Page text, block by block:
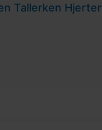
Tallerken Hjerter